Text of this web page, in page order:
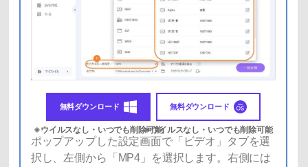
無料ダウンロード 無料ダウンロード
ポップアップした設定画面で「ビデオ」タブを選
択し、左側から「MP4」を選択します。右側には